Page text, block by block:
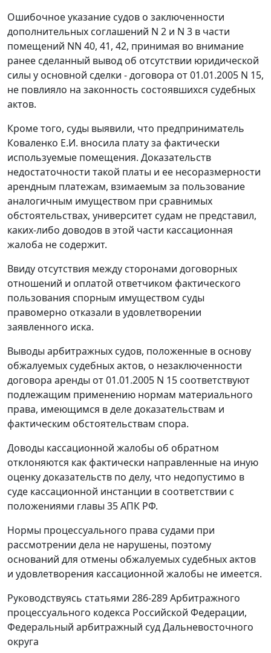
Ошибочное указание судов о заключенности
дополнительных соглашений N 2 и N 3 в части
помещений NN 40, 41, 42, принимая во внимание
ранее сделанный вывод об отсутствии юридической
силы у основной сделки - договора от 01.01.2005 N 15,
не повлияло на законность состоявшихся судебных
актов.
Кроме того, суды выявили, что предприниматель
Коваленко Е.И. вносила плату за фактически
используемые помещения. Доказательств
недостаточности такой платы и ее несоразмерности
арендным платежам, взимаемым за пользование
аналогичным имуществом при сравнимых
обстоятельствах, университет судам не представил,
каких-либо доводов в этой части кассационная
жалоба не содержит.
Ввиду отсутствия между сторонами договорных
отношений и оплатой ответчиком фактического
пользования спорным имуществом суды
правомерно отказали в удовлетворении
заявленного иска.
Выводы арбитражных судов, положенные в основу
обжалуемых судебных актов, о незаключенности
договора аренды от 01.01.2005 N 15 соответствуют
подлежащим применению нормам материального
права, имеющимся в деле доказательствам и
фактическим обстоятельствам спора.
Доводы кассационной жалобы об обратном
отклоняются как фактически направленные на иную
оценку доказательств по делу, что недопустимо в
суде кассационной инстанции в соответствии с
положениями главы 35АПК РФ.
Нормы процессуального права судами при
рассмотрении дела не нарушены, поэтому
оснований для отмены обжалуемых судебных актов
и удовлетворения кассационной жалобы не имеется.
Руководствуясь статьями 286-289Арбитражного
процессуального кодекса Российской Федерации,
Федеральный арбитражный суд Дальневосточного
округа